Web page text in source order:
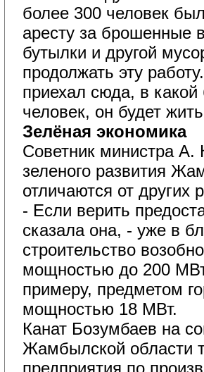
более 300 человек
аресту за брошенные
бутылки и другой
продолжать эту
приехал сюда, в
человек, он будет
Зелёная экономика
Советник министра А.
зеленого развития
отличаются от других
- Если верить
сказала она, - уже в
строительство
мощностью до 200
примеру, предметом
мощностью 18 МВт.
Канат Бозумбаев на
Жамбылской области
предприятия по